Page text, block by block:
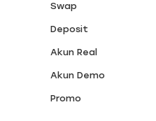
Swap
Deposit
Akun Real
Akun Demo
Promo